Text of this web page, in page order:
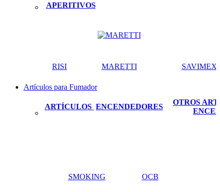
APERITIVOS
RISI MARETTI SAVIMEX
Artículos para Fumador
ARTÍCULOS ENCENDEDORES
OTROS
SMOKING OCB